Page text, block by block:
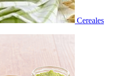
Cereales